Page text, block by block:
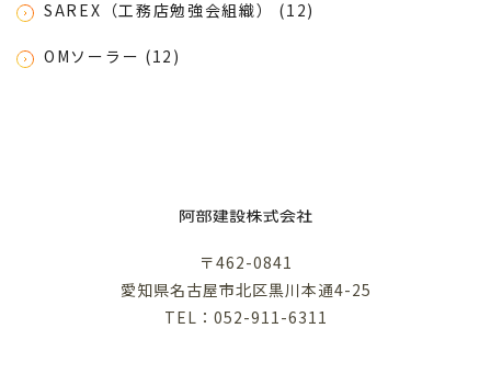
SAREX（工務店勉強会組織） (12)
OMソーラー (12)
〒462-0841
愛知県名古屋市北区黒川本通4-25
TEL：052-911-6311